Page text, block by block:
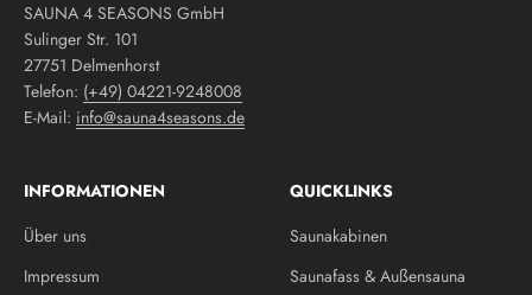
SAUNA 4 SEASONS GmbH
Sulinger Str. 101
27751 Delmenhorst
Telefon: (+49) 04221-9248008
E-Mail: info@sauna4seasons.de
INFORMATIONEN
Über uns
Impressum
QUICKLINKS
Saunakabinen
Saunafass & Außensauna